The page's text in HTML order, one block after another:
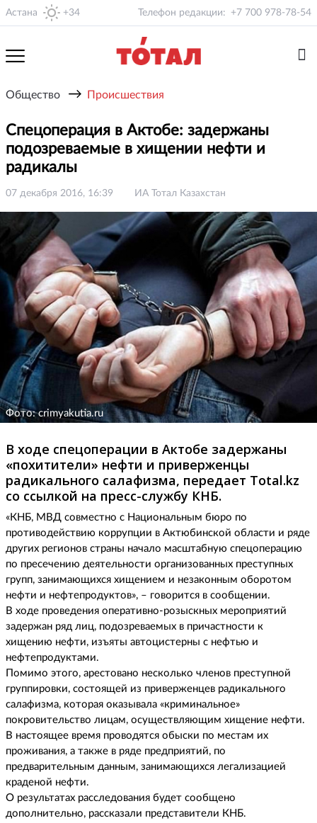
Астана +34 Телефон редакции: +7 700 978-78-54
Общество → Происшествия
Спецоперация в Актобе: задержаны
подозреваемые в хищении нефти и
радикалы
07 декабря 2016, 16:39 ИА Тотал Казахстан
Фото: crimyakutia.ru
В ходе спецоперации в Актобе задержаны
«похитители» нефти и приверженцы
радикального салафизма, передает Total.kz
со ссылкой на пресс-службу КНБ.
«КНБ, МВД совместно с Национальным бюро по
противодействию коррупции в Актюбинской области и ряде
других регионов страны начало масштабную спецоперацию
по пресечению деятельности организованных преступных
групп, занимающихся хищением и незаконным оборотом
нефти и нефтепродуктов», – говорится в сообщении.
В ходе проведения оперативно-розыскных мероприятий
задержан ряд лиц, подозреваемых в причастности к
хищению нефти, изъяты автоцистерны с нефтью и
нефтепродуктами.
Помимо этого, арестовано несколько членов преступной
группировки, состоящей из приверженцев радикального
салафизма, которая оказывала «криминальное»
покровительство лицам, осуществляющим хищение нефти.
В настоящее время проводятся обыски по местам их
проживания, а также в ряде предприятий, по
предварительным данным, занимающихся легализацией
краденой нефти.
О результатах расследования будет сообщено
дополнительно, рассказали представители КНБ.